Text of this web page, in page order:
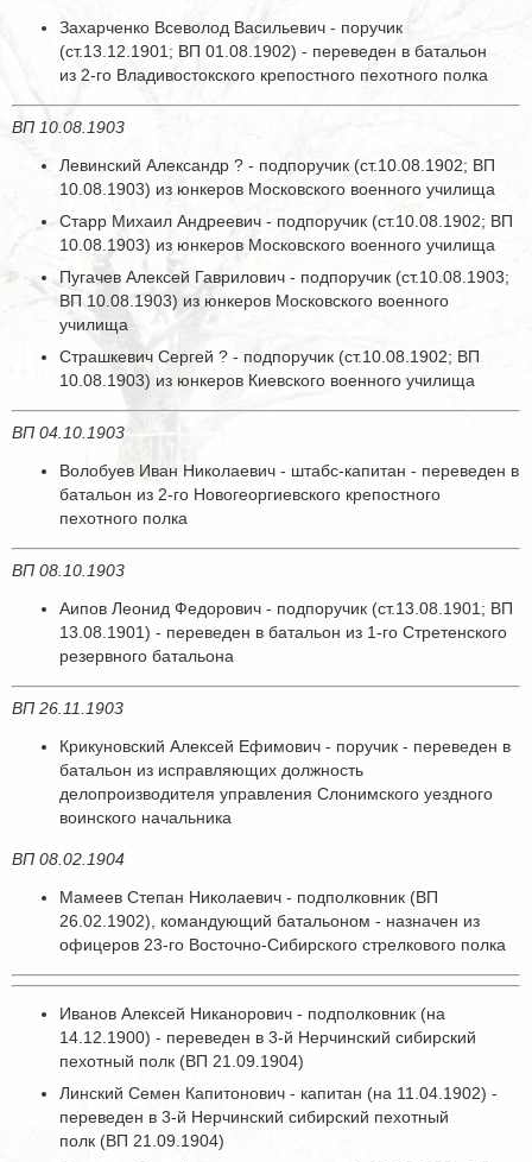
Захарченко Всеволод Васильевич - поручик
(ст.13.12.1901; ВП 01.08.1902) - переведен в батальон
из 2-го Владивостокского крепостного пехотного полка
ВП 10.08.1903
Левинский Александр ? - подпоручик (ст.10.08.1902; ВП
10.08.1903) из юнкеров Московского военного училища
Старр Михаил Андреевич - подпоручик (ст.10.08.1902; ВП
10.08.1903) из юнкеров Московского военного училища
Пугачев Алексей Гаврилович - подпоручик (ст.10.08.1903;
ВП 10.08.1903) из юнкеров Московского военного
училища
Страшкевич Сергей ? - подпоручик (ст.10.08.1902; ВП
10.08.1903) из юнкеров Киевского военного училища
ВП 04.10.1903
Волобуев Иван Николаевич - штабс-капитан - переведен в
батальон из 2-го Новогеоргиевского крепостного
пехотного полка
ВП 08.10.1903
Аипов Леонид Федорович - подпоручик (ст.13.08.1901; ВП
13.08.1901) - переведен в батальон из 1-го Стретенского
резервного батальона
ВП 26.11.1903
Крикуновский Алексей Ефимович - поручик - переведен в
батальон из исправляющих должность
делопроизводителя управления Слонимского уездного
воинского начальника
ВП 08.02.1904
Мамеев Степан Николаевич - подполковник (ВП
26.02.1902), командующий батальоном - назначен из
офицеров 23-го Восточно-Сибирского стрелкового полка
Иванов Алексей Никанорович - подполковник (на
14.12.1900) - переведен в 3-й Нерчинский сибирский
пехотный полк (ВП 21.09.1904)
Линский Семен Капитонович - капитан (на 11.04.1902) -
переведен в 3-й Нерчинский сибирский пехотный
полк (ВП 21.09.1904)